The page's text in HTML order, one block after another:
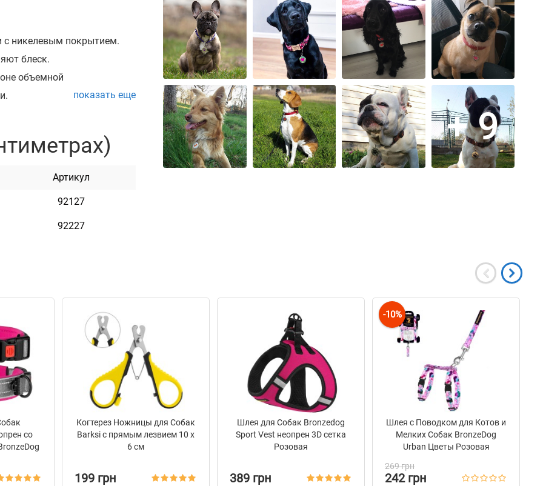
с никелевым покрытием.
блеск.
объемной
шерсти
лазерное оборудование,
на стенде.
показать еще
Артикул
92127
92227
+ 9
со
Когтерез Ножницы для Собак
Barksi с прямым лезвием 10 х
6 см
199 грн
Шлея для Собак Bronzedog
Sport Vest неопрен 3D сетка
Розовая
389 грн
-10%
Шлея с Поводком для Котов и
Мелких Собак BronzeDog
Urban Цветы Розовая
269 грн
242 грн